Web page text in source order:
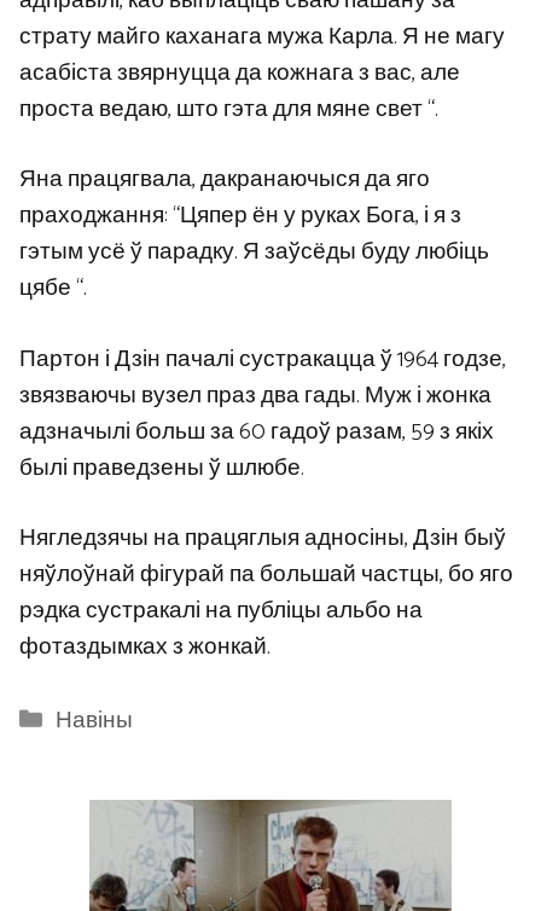
страту майго каханага мужа Карла. Я не магу
асабіста звярнуцца да кожнага з вас, але
проста ведаю, што гэта для мяне свет “.
Яна працягвала, дакранаючыся да яго
праходжання: “Цяпер ён у руках Бога, і я з
гэтым усё ў парадку. Я заўсёды буду любіць
цябе “.
Партон і Дзін пачалі сустракацца ў 1964 годзе,
звязваючы вузел праз два гады. Муж і жонка
адзначылі больш за 60 гадоў разам, 59 з якіх
былі праведзены ў шлюбе.
Нягледзячы на ​​працяглыя адносіны, Дзін быў
няўлоўнай фігурай па большай частцы, бо яго
рэдка сустракалі на публіцы альбо на
фотаздымках з жонкай.
Categories
Навіны